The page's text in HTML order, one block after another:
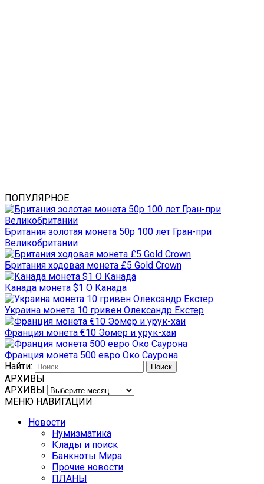
ПОПУЛЯРНОЕ
Британия золотая монета 50р 100 лет Гран-при
Великобритании
Британия ходовая монета £5 Gold Crown
Канада монета $1 О Канада
Украина монета 10 гривен Олександр Екстер
Франция монета €10 Эомер и урук-хаи
Франция монета 500 евро Око Саурона
Найти:
АРХИВЫ
АРХИВЫ
МЕНЮ НАВИГАЦИИ
Новости
Нумизматика
Клады и поиск
Банкноты Мира
Прочие новости
ПЛАНЫ